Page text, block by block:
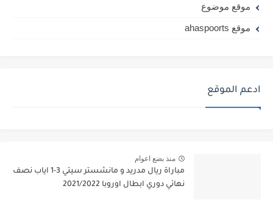
موقع موضوع
موقع ahaspoorts
ادعم الموقع
منذ بضع اعوام
مباراة ريال مدريد و مانشستر سيتي 3-1 اياب نصف
نهائي دوري ابطال اوروبا 2021/2022